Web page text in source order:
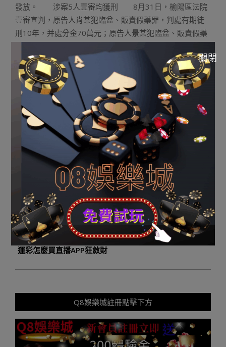
發放。 涉案5人壹審均獲刑 8月31日，榆陽區法院
壹審宣判，原告人肖某犯臨盆、販賣假藥罪，判處有期徒
刑10年，并處分金70萬元；原告人景某犯臨盆、販賣假藥
某犯臨盆、販賣假藥罪，判處有期徒刑1年2個月，并處分
金12萬元；原告人吳某犯臨盆、販賣假藥罪，判處有期徒
刑1年2個月，并處分金12萬元；原告人唐某犯臨盆、販賣
假藥罪，判處有期徒刑1年，并處分金10萬元。同時依法充
公煎藥機、宣揚雜志和中藥液200多袋。5人未當庭透露表
現上訴。 《陜西壹病院制售假藥 制藥裝備就在廢棄茅廁便
池上》由河南消息網-豫都網供應，轉載請注明出處：
http://news.yuduxx.com/shwx/522818.html，感謝互
2023-
10-
21
Previous Post:玩運彩|易中天直播首秀曝隱居生存蘋果
報馬仔：偶然我也會找不到北
Next Post:
玩運彩|鄭州市平易近偶然翻開孩子手機 淫穢
運彩怎麼買直播APP狂斂財
Q8娛樂城註冊點擊下方
關閉